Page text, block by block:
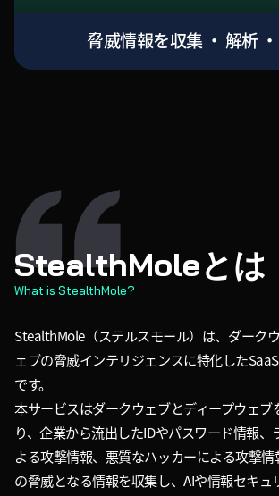
脅威情報を収集 ・ 解析
StealthMoleとは
What is StealthMole?
StealthMole（ステルスモール）は、ダーク
ェブの脅威インテリジェンスに特化した
です。
本サービスはダークウェブとディープウェブ
り、企業から流出したIDやパスワード情報、
よる攻撃情報、悪質なハッカーによる攻撃
の脅威となる情報を収集し、AIや情報セキュ